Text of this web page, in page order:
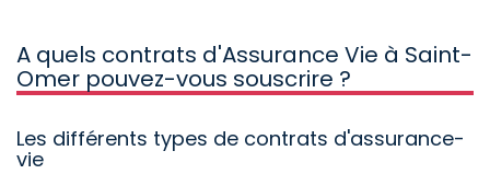
A quels contrats d'Assurance Vie à Saint-
Omer pouvez-vous souscrire ?
Les différents types de contrats d'assurance-
vie